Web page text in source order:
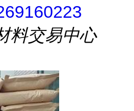
料交易中心